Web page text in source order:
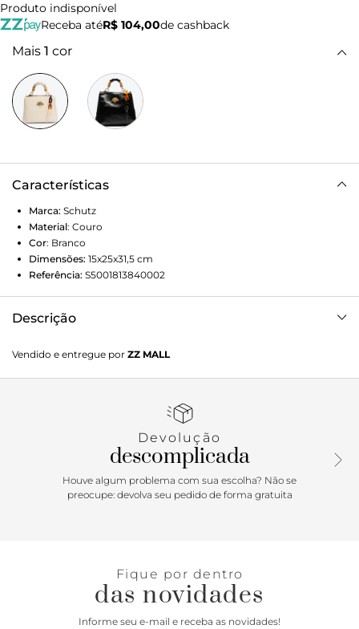
Produto indisponível
Receba atéR$ 104,00de cashback
Mais 1 cor
Características
Marca: Schutz
Material: Couro
Cor: Branco
Dimensões: 15x25x31,5 cm
Referência: S5001813840002
Descrição
praticidade de uma tote em uma proposta cheia de
personalidade e sofisticação! A construção soft em couro
imediata ao modelo, enquanto o surpreendente
cool da inspiração handmade. Destaque ainda para a
corrente bold colorida e a glamourosa aplicação do inseto
dourado, detalhes que deixam essa it bag ainda mais
trendy! Aposte! Dimensões (LAC): 15x25x31,5
Vendido e entregue por ZZ MALL
Devolução
descomplicada
Houve algum problema com sua escolha? Não se
preocupe: devolva seu pedido de forma gratuita
Fique por dentro
das novidades
Informe seu e-mail e receba as novidades!